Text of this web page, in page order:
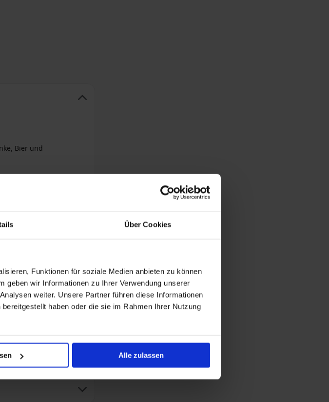
Über Cookies
Funktionen für soziale Medien anbieten zu können
geben wir Informationen zu Ihrer Verwendung unserer
weiter. Unsere Partner führen diese Informationen
haben oder die sie im Rahmen Ihrer Nutzung
Alle zulassen
Bier und
zu 50 Weinen,